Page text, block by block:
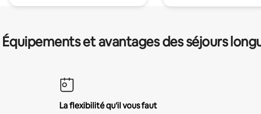
Équipements et avantages des séjours
La flexibilité qu'il vous faut